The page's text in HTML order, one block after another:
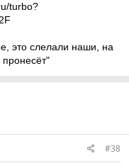
turbo?
это слелали наши, на
#38